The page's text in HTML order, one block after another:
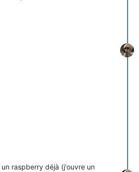
raspberry déjà (j'ouvre un